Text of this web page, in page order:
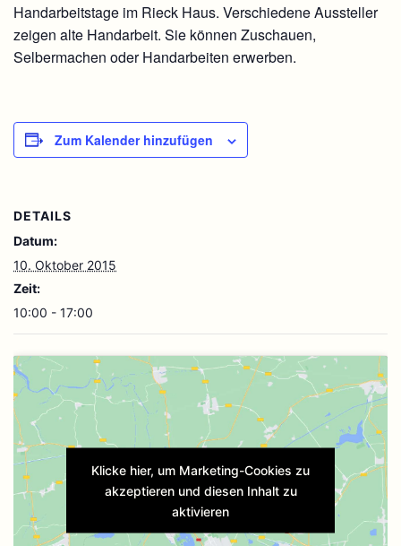
Handarbeitstage im Rieck Haus. Verschiedene Aussteller
zeigen alte Handarbeit. Sie können Zuschauen,
Selbermachen oder Handarbeiten erwerben.
Zum Kalender hinzufügen
DETAILS
Datum:
10. Oktober 2015
Zeit:
10:00 - 17:00
Klicke hier, um Marketing-Cookies zu
akzeptieren und diesen Inhalt zu
aktivieren